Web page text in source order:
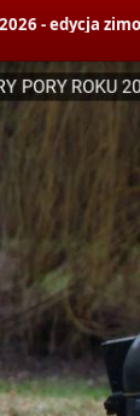
- edycja